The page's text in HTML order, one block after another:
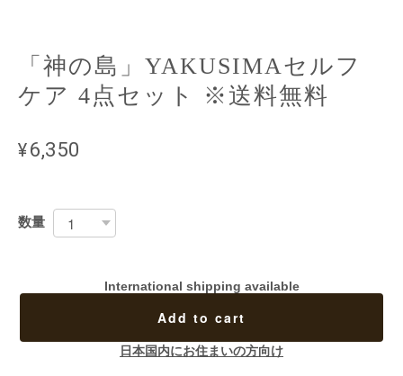
「神の島」YAKUSIMAセルフ
ケア 4点セット ※送料無料
¥6,350
数量
International shipping available
Add to cart
日本国内にお住まいの方向け